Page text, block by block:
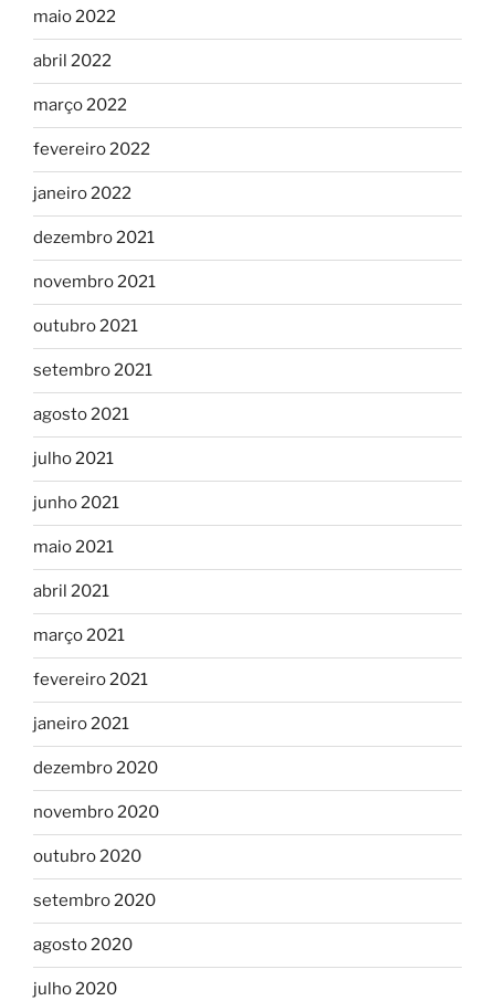
maio 2022
abril 2022
março 2022
fevereiro 2022
janeiro 2022
dezembro 2021
novembro 2021
outubro 2021
setembro 2021
agosto 2021
julho 2021
junho 2021
maio 2021
abril 2021
março 2021
fevereiro 2021
janeiro 2021
dezembro 2020
novembro 2020
outubro 2020
setembro 2020
agosto 2020
julho 2020